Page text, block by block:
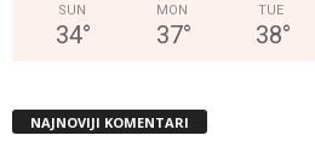
SUN
34°
MON
37°
TUE
38°
NAJNOVIJI KOMENTARI